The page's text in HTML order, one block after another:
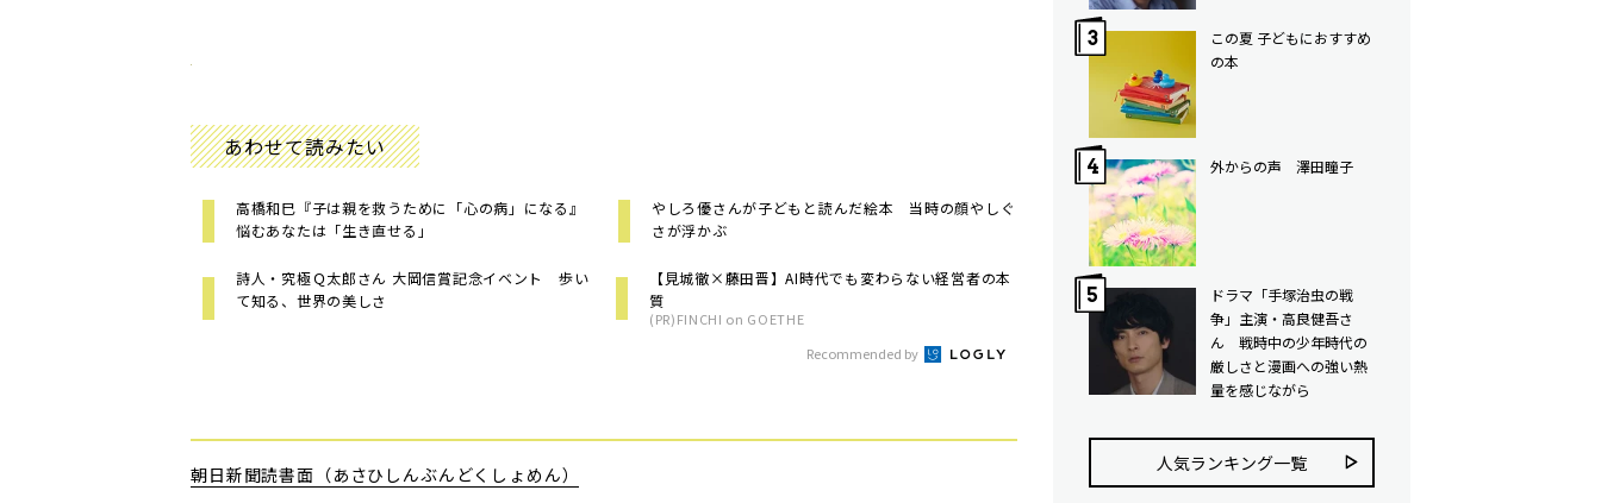
あわせて読みたい
高橋和巳『子は親を救うために「心の病」になる』
悩むあなたは「生き直せる」
やしろ優さんが子どもと読んだ絵本 当時の顔やしぐ
さが浮かぶ
詩人・究極Ｑ太郎さん 大岡信賞記念イベント 歩い
て知る、世界の美しさ
【見城徹×藤田晋】AI時代でも変わらない経営者の本
質
(PR)FINCHI on GOETHE
Recommended by
朝日新聞読書面（あさひしんぶんどくしょめん）
この夏 子どもにおすすめ
の本
外からの声 澤田瞳子
ドラマ「手塚治虫の戦
争」主演・高良健吾さ
ん 戦時中の少年時代の
厳しさと漫画への強い熱
量を感じながら
人気ランキング⼀覧